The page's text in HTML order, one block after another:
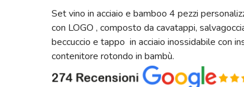
Set vino in acciaio e bamboo 4 pezzi
con LOGO , composto da cavatappi,
beccuccio e tappo in acciaio inossidabile con
contenitore rotondo in bambù.